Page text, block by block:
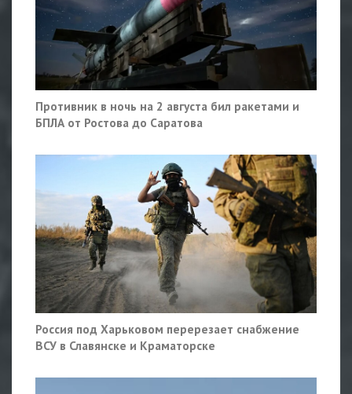
Противник в ночь на 2 августа бил ракетами и
БПЛА от Ростова до Саратова
Россия под Харьковом перерезает снабжение
ВСУ в Славянске и Краматорске